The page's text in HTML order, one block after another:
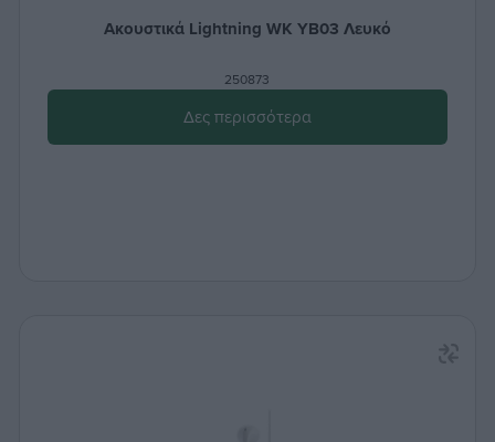
Ακουστικά Lightning WK ΥΒ03 Λευκό
250873
Δες περισσότερα